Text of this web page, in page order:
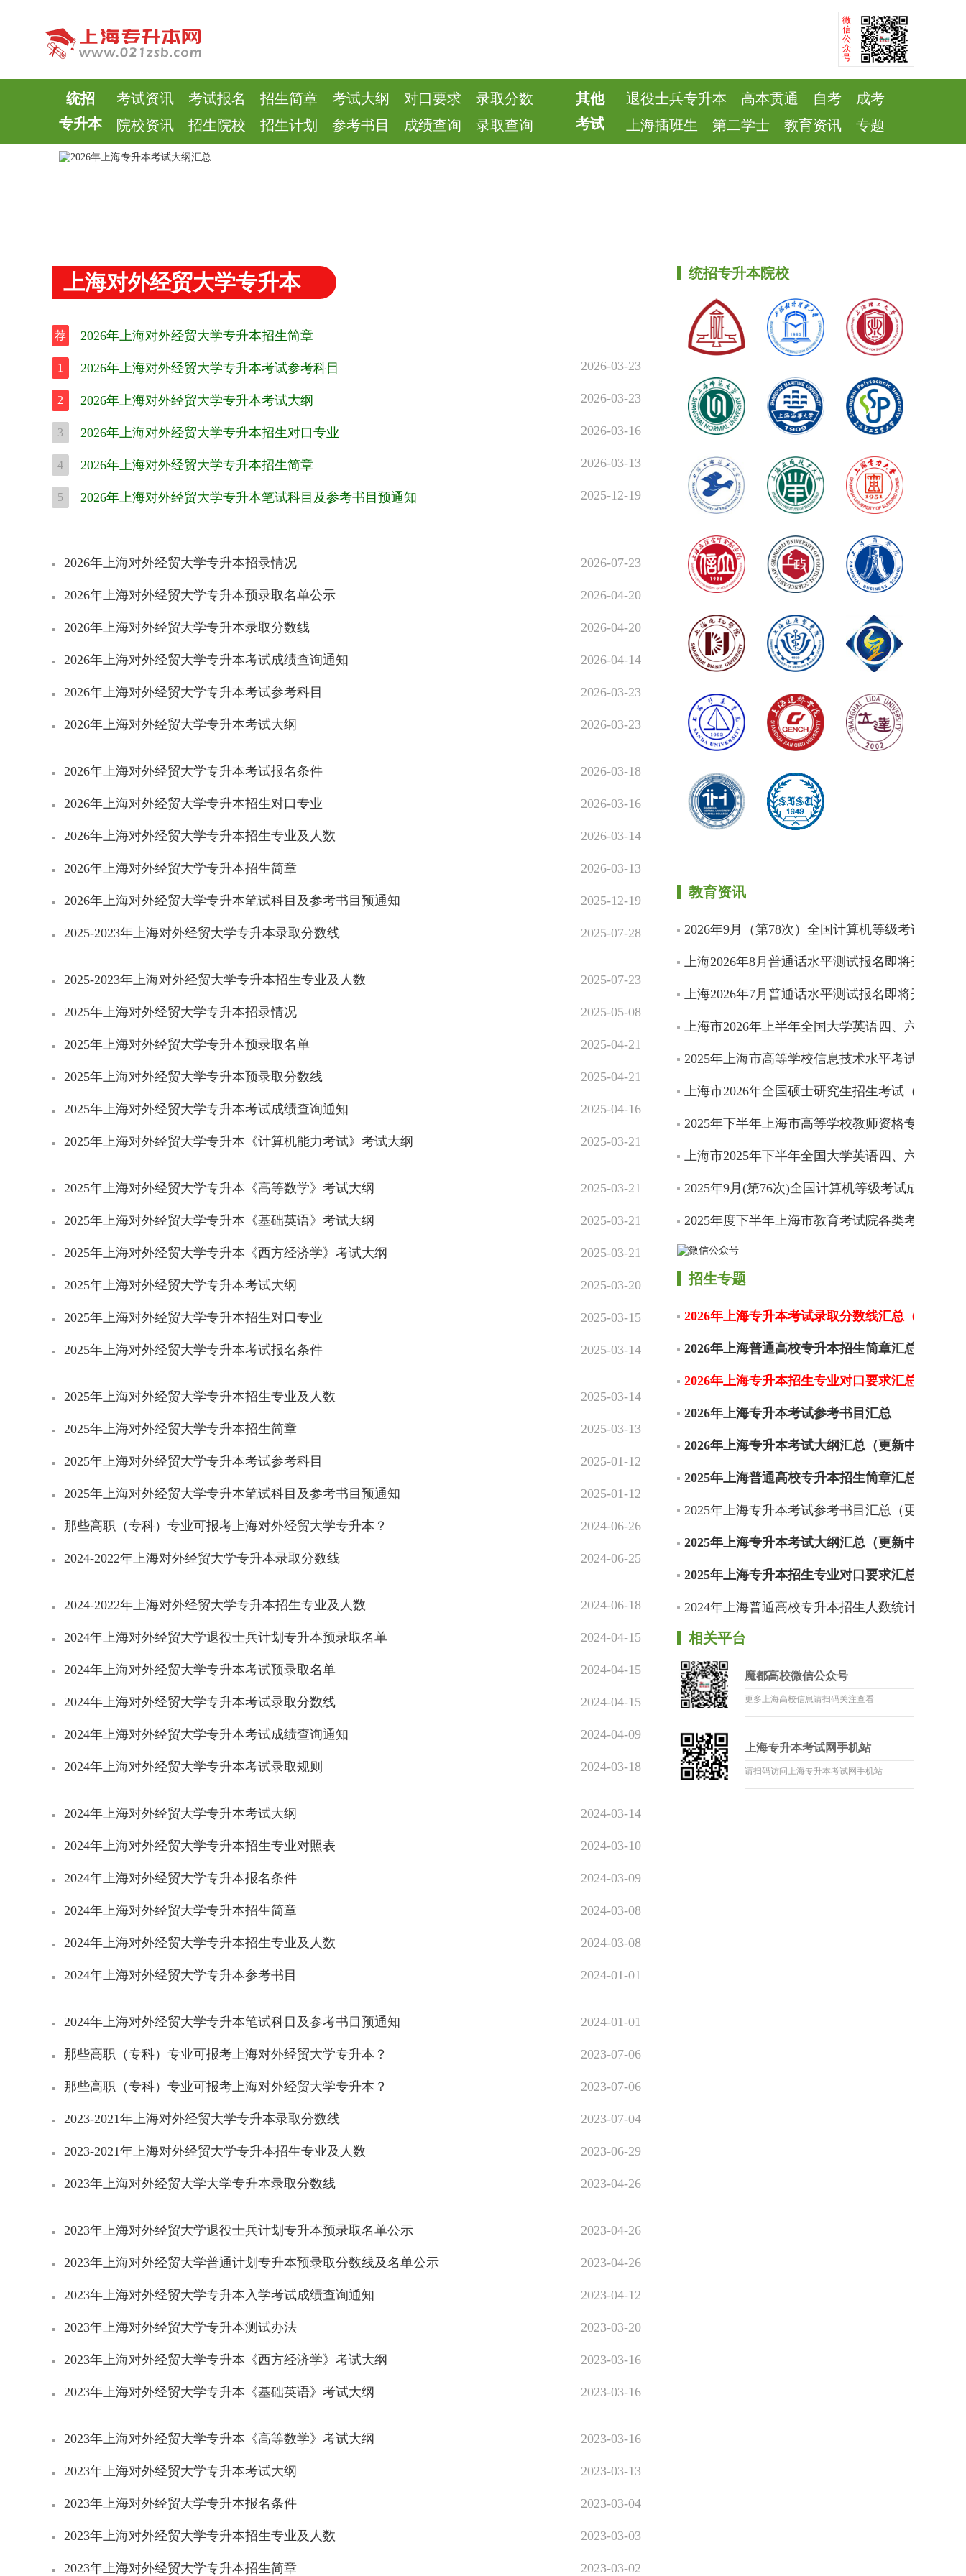
微
信
公
众
号
统招
专升本
考试资讯 考试报名 招生简章 考试大纲 对口要求
录取分数
院校资讯
招生院校 招生计划 参考书目 成绩查询 录取查询
其他
考试
退役士兵专升本 高本贯通 自考
成考
上海插班生
第二学士 教育资讯 专题
上海对外经贸大学专升本
荐 2026年上海对外经贸大学专升本招生简章
1 2026年上海对外经贸大学专升本考试参考科目 2026-03-23
2 2026年上海对外经贸大学专升本考试大纲 2026-03-23
3 2026年上海对外经贸大学专升本招生对口专业 2026-03-16
4 2026年上海对外经贸大学专升本招生简章 2026-03-13
5 2026年上海对外经贸大学专升本笔试科目及参考书目预通知 2025-12-19
2026年上海对外经贸大学专升本招录情况 2026-07-23
2026年上海对外经贸大学专升本预录取名单公示 2026-04-20
2026年上海对外经贸大学专升本录取分数线 2026-04-20
2026年上海对外经贸大学专升本考试成绩查询通知 2026-04-14
2026年上海对外经贸大学专升本考试参考科目 2026-03-23
2026年上海对外经贸大学专升本考试大纲 2026-03-23
2026年上海对外经贸大学专升本考试报名条件 2026-03-18
2026年上海对外经贸大学专升本招生对口专业 2026-03-16
2026年上海对外经贸大学专升本招生专业及人数 2026-03-14
2026年上海对外经贸大学专升本招生简章 2026-03-13
2026年上海对外经贸大学专升本笔试科目及参考书目预通知 2025-12-19
2025-2023年上海对外经贸大学专升本录取分数线 2025-07-28
2025-2023年上海对外经贸大学专升本招生专业及人数 2025-07-23
2025年上海对外经贸大学专升本招录情况 2025-05-08
2025年上海对外经贸大学专升本预录取名单 2025-04-21
2025年上海对外经贸大学专升本预录取分数线 2025-04-21
2025年上海对外经贸大学专升本考试成绩查询通知 2025-04-16
2025年上海对外经贸大学专升本《计算机能力考试》考试大纲 2025-03-21
2025年上海对外经贸大学专升本《高等数学》考试大纲 2025-03-21
2025年上海对外经贸大学专升本《基础英语》考试大纲 2025-03-21
2025年上海对外经贸大学专升本《西方经济学》考试大纲 2025-03-21
2025年上海对外经贸大学专升本考试大纲 2025-03-20
2025年上海对外经贸大学专升本招生对口专业 2025-03-15
2025年上海对外经贸大学专升本考试报名条件 2025-03-14
2025年上海对外经贸大学专升本招生专业及人数 2025-03-14
2025年上海对外经贸大学专升本招生简章 2025-03-13
2025年上海对外经贸大学专升本考试参考科目 2025-01-12
2025年上海对外经贸大学专升本笔试科目及参考书目预通知 2025-01-12
那些高职（专科）专业可报考上海对外经贸大学专升本？ 2024-06-26
2024-2022年上海对外经贸大学专升本录取分数线 2024-06-25
2024-2022年上海对外经贸大学专升本招生专业及人数 2024-06-18
2024年上海对外经贸大学退役士兵计划专升本预录取名单 2024-04-15
2024年上海对外经贸大学专升本考试预录取名单 2024-04-15
2024年上海对外经贸大学专升本考试录取分数线 2024-04-15
2024年上海对外经贸大学专升本考试成绩查询通知 2024-04-09
2024年上海对外经贸大学专升本考试录取规则 2024-03-18
2024年上海对外经贸大学专升本考试大纲 2024-03-14
2024年上海对外经贸大学专升本招生专业对照表 2024-03-10
2024年上海对外经贸大学专升本报名条件 2024-03-09
2024年上海对外经贸大学专升本招生简章 2024-03-08
2024年上海对外经贸大学专升本招生专业及人数 2024-03-08
2024年上海对外经贸大学专升本参考书目 2024-01-01
2024年上海对外经贸大学专升本笔试科目及参考书目预通知 2024-01-01
那些高职（专科）专业可报考上海对外经贸大学专升本？ 2023-07-06
那些高职（专科）专业可报考上海对外经贸大学专升本？ 2023-07-06
2023-2021年上海对外经贸大学专升本录取分数线 2023-07-04
2023-2021年上海对外经贸大学专升本招生专业及人数 2023-06-29
2023年上海对外经贸大学大学专升本录取分数线 2023-04-26
2023年上海对外经贸大学退役士兵计划专升本预录取名单公示 2023-04-26
2023年上海对外经贸大学普通计划专升本预录取分数线及名单公示 2023-04-26
2023年上海对外经贸大学专升本入学考试成绩查询通知 2023-04-12
2023年上海对外经贸大学专升本测试办法 2023-03-20
2023年上海对外经贸大学专升本《西方经济学》考试大纲 2023-03-16
2023年上海对外经贸大学专升本《基础英语》考试大纲 2023-03-16
2023年上海对外经贸大学专升本《高等数学》考试大纲 2023-03-16
2023年上海对外经贸大学专升本考试大纲 2023-03-13
2023年上海对外经贸大学专升本报名条件 2023-03-04
2023年上海对外经贸大学专升本招生专业及人数 2023-03-03
2023年上海对外经贸大学专升本招生简章 2023-03-02
统招专升本院校
教育资讯
2026年9月（第78次）全国计算机等级考试网上报
上海2026年8月普通话水平测试报名即将开始
上海2026年7月普通话水平测试报名即将开始
上海市2026年上半年全国大学英语四、六级考试
2025年上海市高等学校信息技术水平考试成绩即
上海市2026年全国硕士研究生招生考试（初试）
2025年下半年上海市高等学校教师资格专业课程
上海市2025年下半年全国大学英语四、六级考试
2025年9月(第76次)全国计算机等级考试成绩开通
2025年度下半年上海市教育考试院各类考试信息
招生专题
2026年上海专升本考试录取分数线汇总（不限更
2026年上海普通高校专升本招生简章汇总
2026年上海专升本招生专业对口要求汇总
2026年上海专升本考试参考书目汇总
2026年上海专升本考试大纲汇总（更新中）
2025年上海普通高校专升本招生简章汇总
2025年上海专升本考试参考书目汇总（更新中）
2025年上海专升本考试大纲汇总（更新中）
2025年上海专升本招生专业对口要求汇总（更新
2024年上海普通高校专升本招生人数统计
相关平台
魔都高校微信公众号
更多上海高校信息请扫码关注查看
上海专升本考试网手机站
请扫码访问上海专升本考试网手机站